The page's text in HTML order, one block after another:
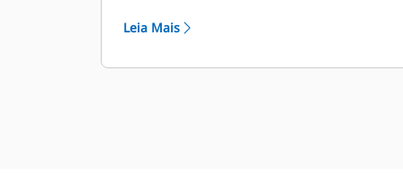
de valas, trituradores ou outros
para sensores de nivelamento ou
Leia Mais